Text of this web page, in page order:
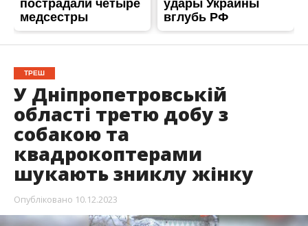
ТРЕШ
У Дніпропетровській
області третю добу з
собакою та
квадрокоптерами
шукають зниклу жінку
Опубліковано 10.12.2023